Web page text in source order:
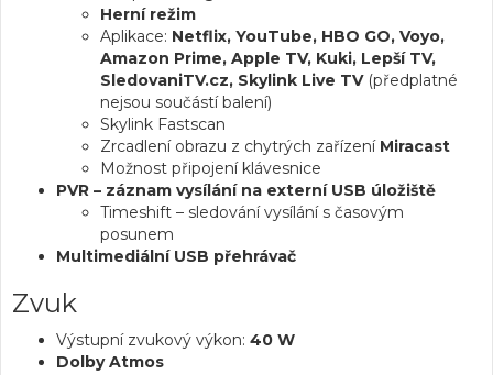
Herní režim
Aplikace: Netflix, YouTube, HBO GO, Voyo,
Amazon Prime, Apple TV, Kuki, Lepší TV,
SledovaniTV.cz, Skylink Live TV(předplatné
nejsou součástí balení)
Skylink Fastscan
Zrcadlení obrazu z chytrých zařízení Miracast
Možnost připojení klávesnice
PVR – záznam vysílání na externí USB úložiště
Timeshift – sledování vysílání s časovým
posunem
Multimediální USB přehrávač
Zvuk
Výstupní zvukový výkon: 40 W
Dolby Atmos